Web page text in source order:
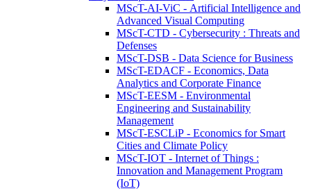
MScT-AI-ViC - Artificial Intelligence and
Advanced Visual Computing
MScT-CTD - Cybersecurity : Threats and
Defenses
MScT-DSB - Data Science for Business
MScT-EDACF - Economics, Data
Analytics and Corporate Finance
MScT-EESM - Environmental
Engineering and Sustainability
Management
MScT-ESCLiP - Economics for Smart
Cities and Climate Policy
MScT-IOT - Internet of Things :
Innovation and Management Program
(IoT)